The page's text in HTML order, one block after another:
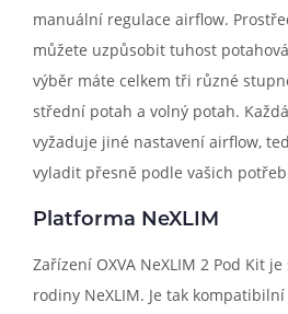
manuální regulace airflow.
můžete uzpůsobit tuhost
výběr máte celkem tři různé
střední potah a volný potah.
vyžaduje jiné nastavení airflow,
vyladit přesně podle vašich
Platforma NeXLIM
Zařízení OXVA NeXLIM 2 Pod Kit
rodiny NeXLIM. Je tak